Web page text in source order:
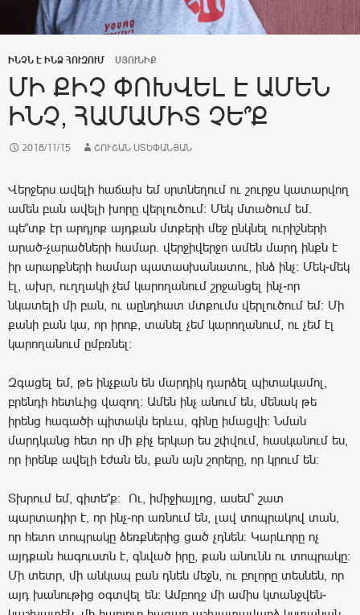
ԻՆՉՆ Է ԻՆՁ ՀՈՒԶՈՒՄ ՍՅՈՒՆԻՔ
ՄԻ ՔԻՉ ՓՈԽՎԵԼ Է ԱՄԵՆ
ԻՆՉ, ՀԱՄԱՄԻՏ ՉԵ՞Ք
2018/11/15 ՇՈՒՇԱՆ ՍՏԵՓԱՆՅԱՆ
Վերջերս ավելի հաճախ եմ սրտնեղում ու շուրջս կատարվող
ամեն բան ավելի խորը վերլուծում: Մեկ մտածում եմ.
պե՞տք էր արդյոք այդքան մտքերի մեջ ընկնել ուրիշների
արած-չարածների համար. վերջիվերջո ամեն մարդ ինքն է
իր արարքների համար պատասխանատու, ինձ ինչ: Մեկ-մեկ
էլ, ախր, ուղղակի չեմ կարողանում շրջանցել ինչ-որ
նկատելի մի բան, ու աընդհատ մտքումս վերլուծում եմ: Մի
քանի բան կա, որ իրոք, տանել չեմ կարողանում, ու չեմ էլ
կարողանում ըմբռնել:
Զգացել եմ, թե ինչքան են մարդիկ դարձել պիտակամոլ,
բրենդի հետևից վազող: Ամեն ինչ անում են, մենակ թե
իրենց հագածի պիտակն երևա, գինը իմացվի: Նման
մարդկանց հետ որ մի քիչ երկար ես շփվում, հասկանում ես,
որ իրենք ավելի էժան են, քան այն շորերը, որ կրում են:
Տխրում եմ, գիտե՞ք: Ու, իմիջիայլոց, ասեմ՝ շատ
պարտադիր է, որ ինչ-որ առնում են, լավ տոպրակով տան,
որ հետո տոպրակը ձեռքներից ցած չդնեն: Կարևորը ոչ
այդքան հագուստն է, գնված իրը, քան անունն ու տոպրակը:
Մի տետր, մի անկապ բան դնեն մեջն, ու բոլորը տեսնեն, որ
այդ խանութից օգտվել են: Ամբողջ մի ամիս կտանջվեն-